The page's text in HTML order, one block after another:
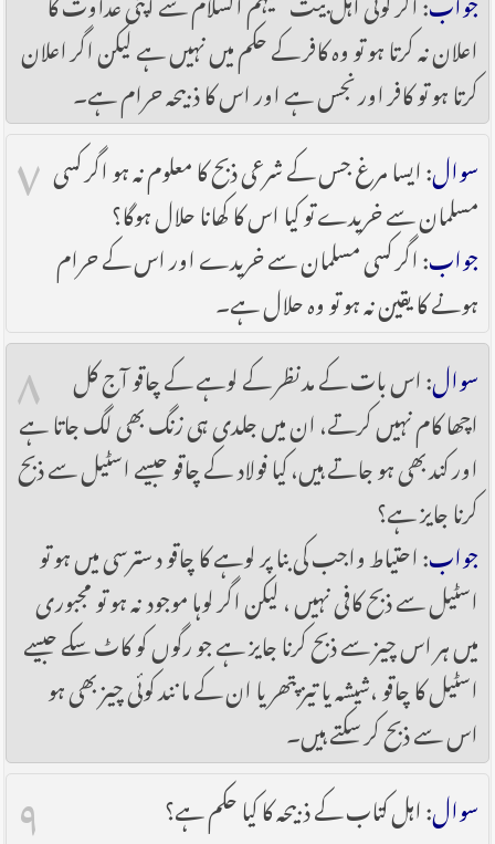
اعلان نہ کرتا ہو تو وہ کافر کے حکم میں نہیں ہے لیکن اگر اعلان
کرتا ہو تو کافر اور نجس ہے اور اس کا ذبیحہ حرام ہے۔
۷ سوال: ایسا مرغ جس کے شرعی ذبح کا معلوم نہ ہو اگر کسی
مسلمان سے خریدے تو کیا اس کا کھانا حلال ہوگا؟
جواب: اگر کسی مسلمان سے خریدے اور اس کے حرام
ہونے کا یقین نہ ہو تو وہ حلال ہے۔
۸ سوال: اس بات کے مد نظر کے لوہے کے چاقو آج کل
اچھا کام نہیں کرتے، ان میں جلدی ہی زنگ بھی لگ جاتا ہے
اور کند بھی ہو جاتے ہیں، کیا فولاد کے چاقو جیسے اسٹیل سے ذبح
کرنا جایز ہے؟
جواب
: احتیاط واجب کی بنا پر لوہے کا چاقو ‎دسترسی میں ہو تو
اسٹیل سے ذبح کافی نہیں ، لیکن اگر لوہا موجود نہ ہو تو مجبوری
میں ہر اس چیز سے ذبح کرنا جایز ہے جو رگوں کو کاٹ سکے جیسے
اسٹیل کا چاقو ،شیشہ یا تیز پتھر یا ان کے مانند کوئی چیز بھی ہو
اس سے ذبح کر سکتے ہیں۔
۹ سوال: اہل کتاب کے ذبیحہ کا کیا حکم ہے؟